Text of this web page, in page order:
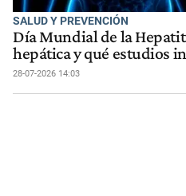
SALUD Y PREVENCIÓN
Día Mundial de la
hepática y qué estudios
28-07-2026 14:03